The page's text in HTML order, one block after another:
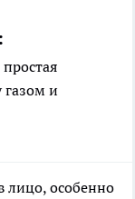
и
лицо, особенно